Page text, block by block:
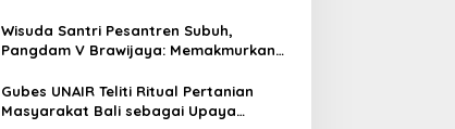
Wisuda Santri Pesantren Subuh,
Pangdam V Brawijaya: Memakmurkan
Gubes UNAIR Teliti Ritual Pertanian
Masyarakat Bali sebagai Upaya